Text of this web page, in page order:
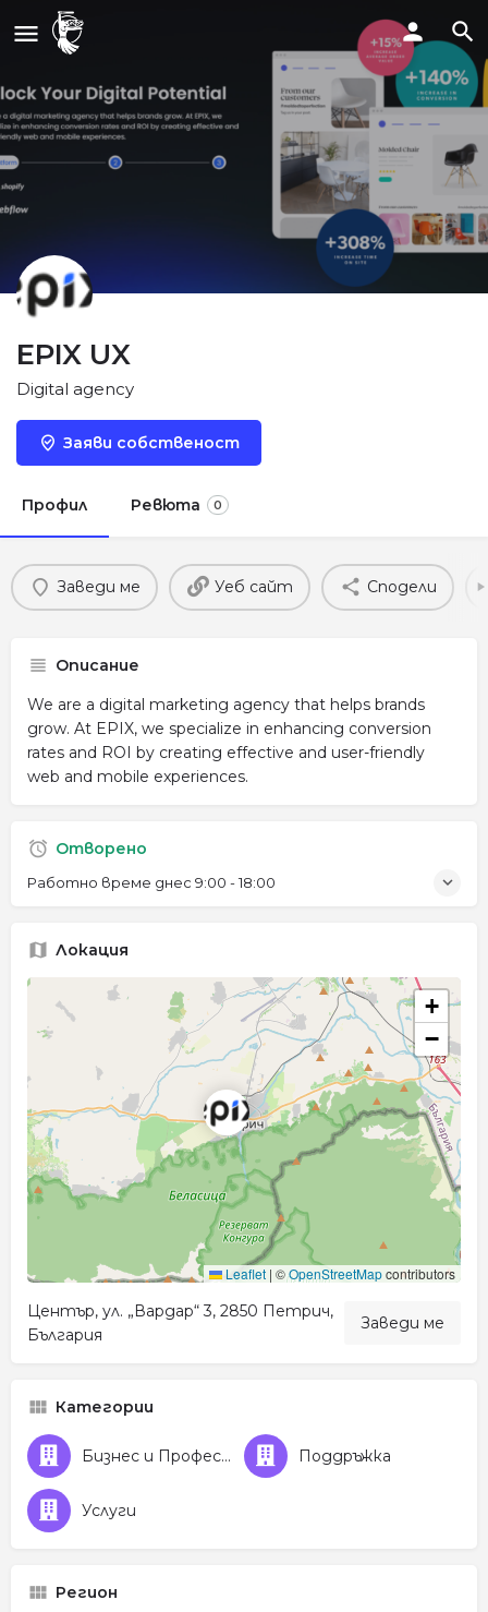
EPIX UX
Digital agency
Заяви собственост
Профил Ревюта 0
Заведи ме Уеб сайт Сподели
Описание
We are a digital marketing agency that helps brands
grow. At EPIX, we specialize in enhancing conversion
rates and ROI by creating effective and user-friendly
web and mobile experiences.
Отворено
Работно време днес 9:00 - 18:00
Локация
+
−
Leaflet | ©OpenStreetMapcontributors
Център, ул. „Вардар“ 3, 2850 Петрич,
България
Заведи ме
Категории
Бизнес и Професионални услуги Поддръжка
Услуги
Регион